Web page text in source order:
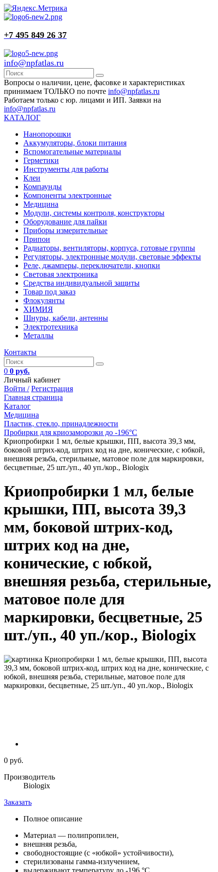
+7 495 849 26 37
info@npfatlas.ru
Вопросы о наличии, цене, фасовке и характеристиках
принимаем ТОЛЬКО по почте info@npfatlas.ru
Работаем только с юр. лицами и ИП. Заявки на
info@npfatlas.ru
КАТАЛОГ
Нанопорошки
Аккумуляторы, блоки питания
Вспомогательные материалы
Герметики
Инструменты для работы
Клеи
Компаунды
Компоненты электронные
Медицина
Модули, системы контроля, конструкторы
Оборудование для пайки
Приборы измерительные
Припои
Радиаторы, вентиляторы, корпуса, готовые группы
Регуляторы, электронные модули, световые эффекты
Реле, джамперы, переключатели, кнопки
Световая электроника
Средства индивидуальной защиты
Товар под заказ
Флокулянты
ХИМИЯ
Шнуры, кабели, антенны
Электротехника
Металлы
Контакты
0 0 руб.
Личный кабинет
Войти / Регистрация
Главная страница
Каталог
Медицина
Пластик, стекло, принадлежности
Пробирки для криозаморозки до -196°С
Криопробирки 1 мл, белые крышки, ПП, высота 39,3 мм,
боковой штрих-код, штрих код на дне, конические, с юбкой,
внешняя резьба, стерильные, матовое поле для маркировки,
бесцветные, 25 шт./уп., 40 уп./кор., Biologix
Криопробирки 1 мл, белые
крышки, ПП, высота 39,3
мм, боковой штрих-код,
штрих код на дне,
конические, с юбкой,
внешняя резьба, стерильные,
матовое поле для
маркировки, бесцветные, 25
шт./уп., 40 уп./кор., Biologix
0 руб.
Производитель
Biologix
Заказать
Полное описание
Материал — полипропилен,
внешняя резьба,
свободностоящие (с «юбкой» устойчивости),
стерилизованы гамма-излучением,